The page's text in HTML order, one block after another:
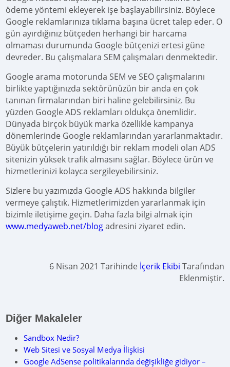
ödeme yöntemi ekleyerek işe başlayabilirsiniz. Böylece
Google reklamlarınıza tıklama başına ücret talep eder. O
gün ayırdığınız bütçeden herhangi bir harcama
olmaması durumunda Google bütçenizi ertesi güne
devreder. Bu çalışmalara SEM çalışmaları denmektedir.
Google arama motorunda SEM ve SEO çalışmalarını
birlikte yaptığınızda sektörünüzün bir anda en çok
tanınan firmalarından biri haline gelebilirsiniz. Bu
yüzden Google ADS reklamları oldukça önemlidir.
Dünyada birçok büyük marka özellikle kampanya
dönemlerinde Google reklamlarından yararlanmaktadır.
Büyük bütçelerin yatırıldığı bir reklam modeli olan ADS
sitenizin yüksek trafik almasını sağlar. Böylece ürün ve
hizmetlerinizi kolayca sergileyebilirsiniz.
Sizlere bu yazımızda Google ADS hakkında bilgiler
vermeye çalıştık. Hizmetlerimizden yararlanmak için
bizimle iletişime geçin. Daha fazla bilgi almak için
www.medyaweb.net/blogadresini ziyaret edin.
6 Nisan 2021 Tarihinde İçerik Ekibi Tarafından
Eklenmiştir.
Diğer Makaleler
Sandbox Nedir?
Web Sitesi ve Sosyal Medya İlişkisi
Google AdSense politikalarında değişikliğe gidiyor –